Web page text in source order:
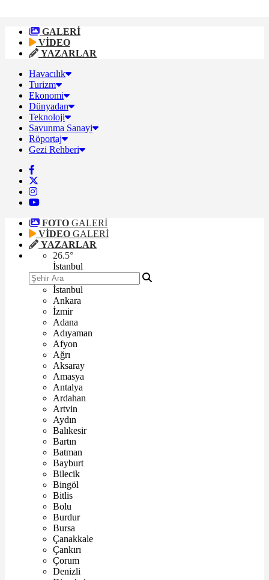
GALERİ
VİDEO
YAZARLAR
Havacılık
Turizm
Ekonomi
Dünyadan
Teknoloji
Savunma Sanayi
Röportaj
Gezi Rehberi
FOTO GALERİ
VİDEO GALERİ
YAZARLAR
26.5°
İstanbul
İstanbul
Ankara
İzmir
Adana
Adıyaman
Afyon
Ağrı
Aksaray
Amasya
Antalya
Ardahan
Artvin
Aydın
Balıkesir
Bartın
Batman
Bayburt
Bilecik
Bingöl
Bitlis
Bolu
Burdur
Bursa
Çanakkale
Çankırı
Çorum
Denizli